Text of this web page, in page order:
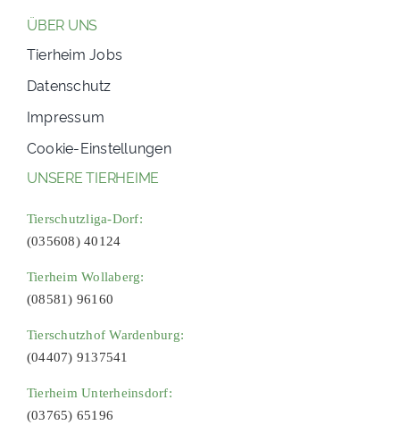
ÜBER UNS
Tierheim Jobs
Datenschutz
Impressum
Cookie-Einstellungen
UNSERE TIERHEIME
Tierschutzliga-Dorf:
(035608) 40124
Tierheim Wollaberg:
(08581) 96160
Tierschutzhof Wardenburg:
(04407) 9137541
Tierheim Unterheinsdorf:
(03765) 65196